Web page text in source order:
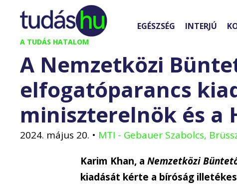
Kilépés
tartalomba
A TUDÁS HATALOM
EGÉSZSÉG INTERJÚ
A Nemzetközi
elfogatóparancs
miniszterelnök és a
2024. május 20. • MTI - Gebauer Szabolcs,
Karim Khan, aNemzetközi
kiadását kérte a bíróság